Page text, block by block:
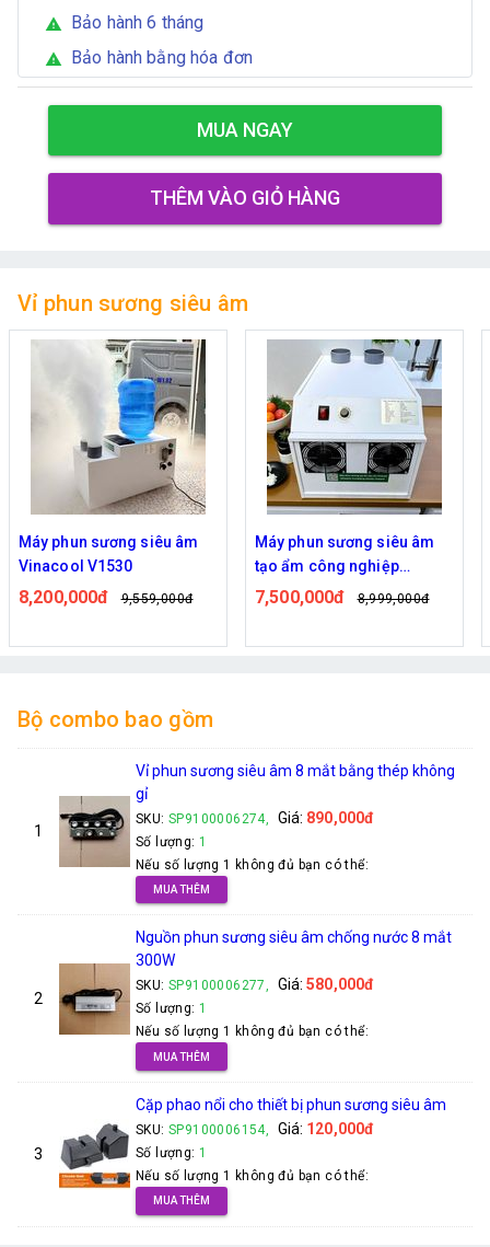
warning Bảo hành 6 tháng
warning Bảo hành bằng hóa đơn
MUA NGAY
THÊM VÀO GIỎ HÀNG
Vỉ phun sương siêu âm
Máy phun sương siêu âm
tạo ẩm công nghiệp
Vinacool V1500 – Giải pháp
7,500,000đ 8,999,000đ
Máy Phun Sương Siêu Âm
Vinacool V800S | Công
Suất Lớn, Tạo Khói Làm Mát
4,440,000đ 5,219,000đ
Bộ combo bao gồm
1
Vỉ phun sương siêu âm 8 mắt bằng thép không
gỉ
SKU: SP9100006274, Giá: 890,000đ
Số lượng: 1
Nếu số lượng 1 không đủ bạn có thể:
MUA THÊM
2
Nguồn phun sương siêu âm chống nước 8 mắt
300W
SKU: SP9100006277, Giá:580,000đ
Số lượng: 1
Nếu số lượng 1 không đủ bạn có thể:
MUA THÊM
3
Cặp phao nổi cho thiết bị phun sương siêu âm
SKU: SP9100006154, Giá: 120,000đ
Số lượng: 1
Nếu số lượng 1 không đủ bạn có thể:
MUA THÊM